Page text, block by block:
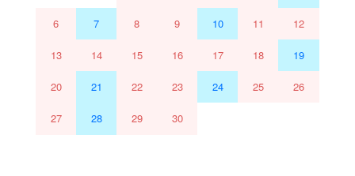
6 7 8 9 10 11 12
13 14 15 16 17 18 19
20 21 22 23 24 25 26
27 28 29 30